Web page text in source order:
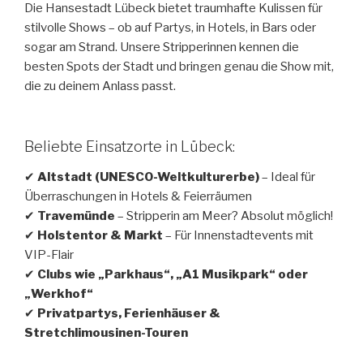
Die Hansestadt Lübeck bietet traumhafte Kulissen für
stilvolle Shows – ob auf Partys, in Hotels, in Bars oder
sogar am Strand. Unsere Stripperinnen kennen die
besten Spots der Stadt und bringen genau die Show mit,
die zu deinem Anlass passt.
Beliebte Einsatzorte in Lübeck:
✔ Altstadt (UNESCO-Weltkulturerbe)– Ideal für
Überraschungen in Hotels & Feierräumen
✔ Travemünde – Stripperin am Meer? Absolut möglich!
✔ Holstentor & Markt – Für Innenstadtevents mit
VIP-Flair
✔ Clubs wie „Parkhaus“, „A1 Musikpark“ oder
„Werkhof“
✔ Privatpartys, Ferienhäuser &
Stretchlimousinen-Touren